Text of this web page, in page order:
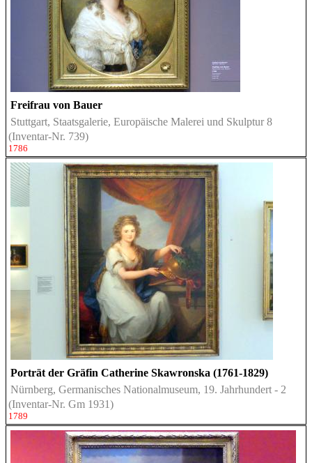
Freifrau von Bauer
Stuttgart, Staatsgalerie, Europäische Malerei und Skulptur 8
(Inventar-Nr. 739)
1786
Porträt der Gräfin Catherine Skawronska (1761-1829)
Nürnberg, Germanisches Nationalmuseum, 19. Jahrhundert - 2
(Inventar-Nr. Gm 1931)
1789